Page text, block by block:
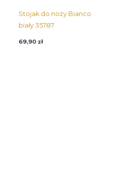
Stojak do noży Bianco
biały 35787
69,90 zł